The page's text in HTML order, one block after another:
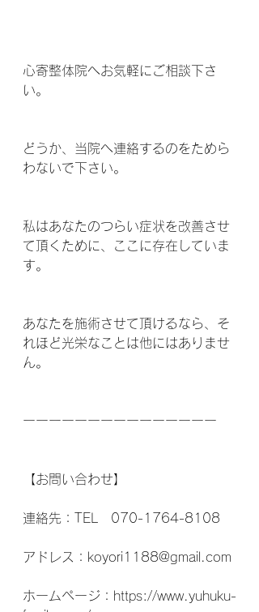
心寄整体院へお気軽にご相談下さ
い。
どうか、当院へ連絡するのをためら
わないで下さい。
私はあなたのつらい症状を改善させ
て頂くために、ここに存在していま
す。
あなたを施術させて頂けるなら、そ
れほど光栄なことは他にはありませ
ん。
ーーーーーーーーーーーーーーー
【お問い合わせ】
連絡先：TEL　070-1764-8108
アドレス：koyori1188@gmail.com
ホームページ：https://www.yuhuku-